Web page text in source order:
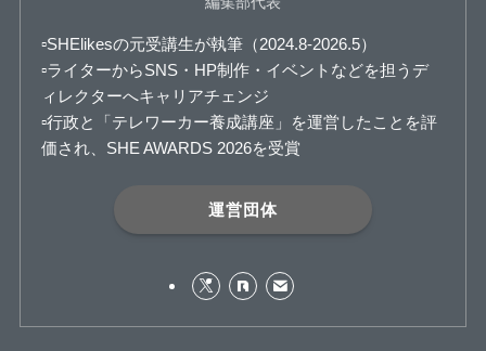
▫️SHElikesの元受講生が執筆（2024.8-2026.5）
▫️ライターからSNS・HP制作・イベントなどを担うデ
ィレクターへキャリアチェンジ
▫️行政と「テレワーカー養成講座」を運営したことを評
価され、SHE AWARDS 2026を受賞
運営団体